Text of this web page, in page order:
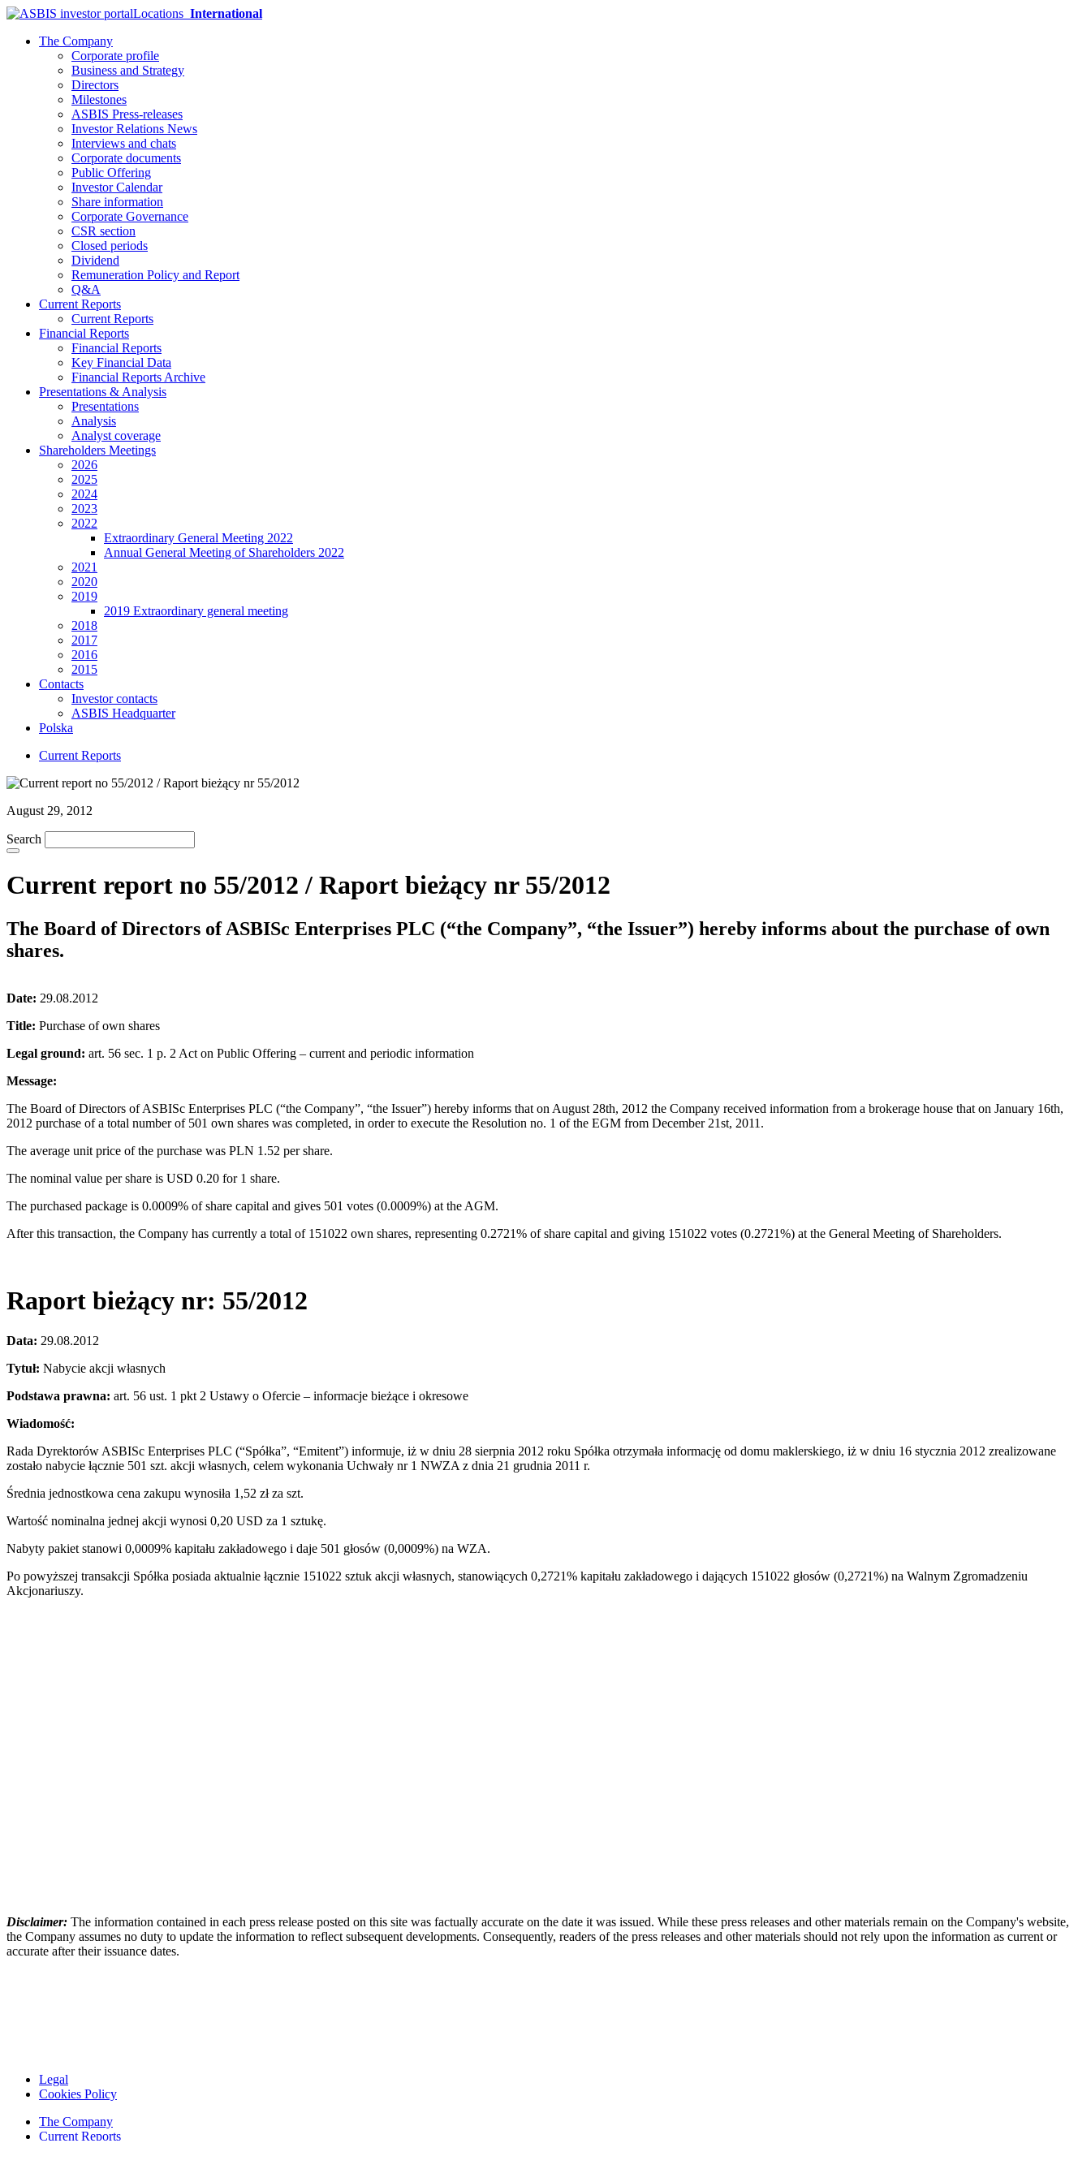
Locations International
The Company
Corporate profile
Business and Strategy
Directors
Milestones
ASBIS Press-releases
Investor Relations News
Interviews and chats
Corporate documents
Public Offering
Investor Calendar
Share information
Corporate Governance
CSR section
Closed periods
Dividend
Remuneration Policy and Report
Q&A
Current Reports
Current Reports
Financial Reports
Financial Reports
Key Financial Data
Financial Reports Archive
Presentations & Analysis
Presentations
Analysis
Analyst coverage
Shareholders Meetings
2026
2025
2024
2023
2022
Extraordinary General Meeting 2022
Annual General Meeting of Shareholders 2022
2021
2020
2019
2019 Extraordinary general meeting
2018
2017
2016
2015
Contacts
Investor contacts
ASBIS Headquarter
Polska
Current Reports
August 29, 2012
Search
Current report no 55/2012 / Raport bieżący nr 55/2012
The Board of Directors of ASBISc Enterprises PLC (“the Company”, “the Issuer”) hereby informs about the purchase of own
shares.
Date: 29.08.2012
Title: Purchase of own shares
Legal ground: art. 56 sec. 1 p. 2 Act on Public Offering – current and periodic information
Message:
The Board of Directors of ASBISc Enterprises PLC (“the Company”, “the Issuer”) hereby informs that on August 28th, 2012 the Company received information from a brokerage house that on January 16th,
2012 purchase of a total number of 501 own shares was completed, in order to execute the Resolution no. 1 of the EGM from December 21st, 2011.
The average unit price of the purchase was PLN 1.52 per share.
The nominal value per share is USD 0.20 for 1 share.
The purchased package is 0.0009% of share capital and gives 501 votes (0.0009%) at the AGM.
After this transaction, the Company has currently a total of 151022 own shares, representing 0.2721% of share capital and giving 151022 votes (0.2721%) at the General Meeting of Shareholders.
Raport bieżący nr: 55/2012
Data: 29.08.2012
Tytuł: Nabycie akcji własnych
Podstawa prawna: art. 56 ust. 1 pkt 2 Ustawy o Ofercie – informacje bieżące i okresowe
Wiadomość:
Rada Dyrektorów ASBISc Enterprises PLC (“Spółka”, “Emitent”) informuje, iż w dniu 28 sierpnia 2012 roku Spółka otrzymała informację od domu maklerskiego, iż w dniu 16 stycznia 2012 zrealizowane
zostało nabycie łącznie 501 szt. akcji własnych, celem wykonania Uchwały nr 1 NWZA z dnia 21 grudnia 2011 r.
Średnia jednostkowa cena zakupu wynosiła 1,52 zł za szt.
Wartość nominalna jednej akcji wynosi 0,20 USD za 1 sztukę.
Nabyty pakiet stanowi 0,0009% kapitału zakładowego i daje 501 głosów (0,0009%) na WZA.
Po powyższej transakcji Spółka posiada aktualnie łącznie 151022 sztuk akcji własnych, stanowiących 0,2721% kapitału zakładowego i dających 151022 głosów (0,2721%) na Walnym Zgromadzeniu
Akcjonariuszy.
Disclaimer: The information contained in each press release posted on this site was factually accurate on the date it was issued. While these press releases and other materials remain on the Company's website,
the Company assumes no duty to update the information to reflect subsequent developments. Consequently, readers of the press releases and other materials should not rely upon the information as current or
accurate after their issuance dates.
Legal
Cookies Policy
The Company
Current Reports